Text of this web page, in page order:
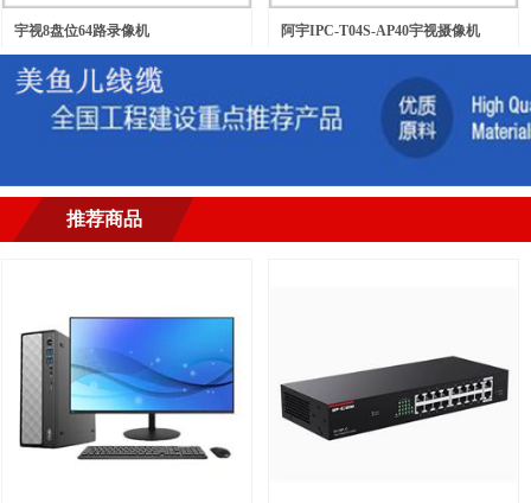
宇视8盘位64路录像机
￥0.00元/台
阿宇IPC-T04S-AP40宇视摄像机
推荐商品